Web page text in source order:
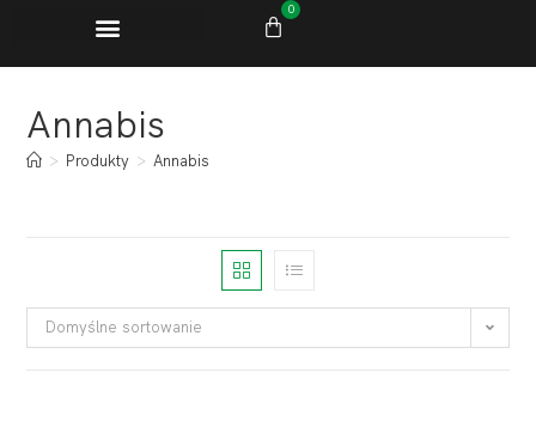
0
Annabis
> Produkty > Annabis
Domyślne sortowanie